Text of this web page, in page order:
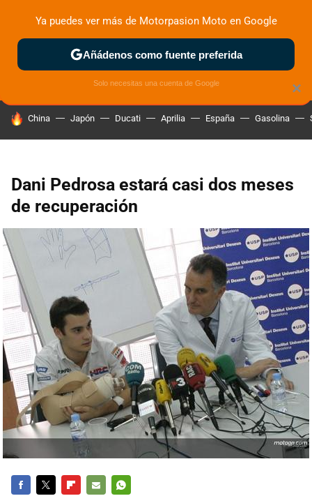
ZONA DE PRUEBAS DEPORTIVAS MOTOS ELÉCTRICAS
HOY SE HABLA DE
China Japón Ducati Aprilia España Gasolina
Dani Pedrosa estará casi dos meses
de recuperación
×
Ya puedes ver más de Motorpasion Moto en Google
Añádenos como fuente preferida
Solo necesitas una cuenta de Google